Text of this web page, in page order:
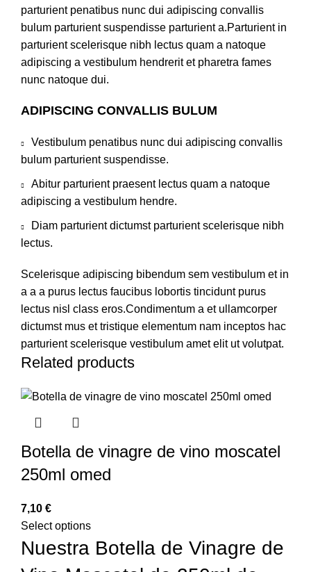
parturient penatibus nunc dui adipiscing convallis
bulum parturient suspendisse parturient a.Parturient in
parturient scelerisque nibh lectus quam a natoque
adipiscing a vestibulum hendrerit et pharetra fames
nunc natoque dui.
ADIPISCING CONVALLIS BULUM
Vestibulum penatibus nunc dui adipiscing convallis
bulum parturient suspendisse.
Abitur parturient praesent lectus quam a natoque
adipiscing a vestibulum hendre.
Diam parturient dictumst parturient scelerisque nibh
lectus.
Scelerisque adipiscing bibendum sem vestibulum et in
a a a purus lectus faucibus lobortis tincidunt purus
lectus nisl class eros.Condimentum a et ullamcorper
dictumst mus et tristique elementum nam inceptos hac
parturient scelerisque vestibulum amet elit ut volutpat.
Related products
Botella de vinagre de vino moscatel
250ml omed
€
Select options
Nuestra Botella de Vinagre de